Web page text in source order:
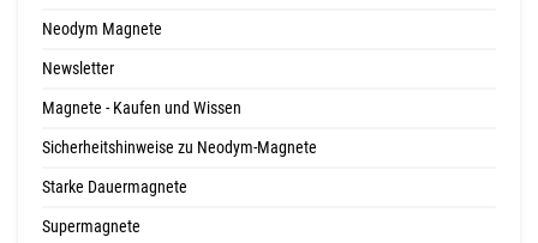
Neodym Magnete
Newsletter
Magnete - Kaufen und Wissen
Sicherheitshinweise zu Neodym-Magnete
Starke Dauermagnete
Supermagnete